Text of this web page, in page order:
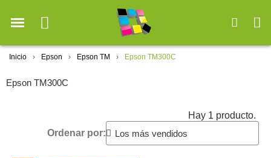
Inicio Epson Epson TM Epson TM300C
Epson TM300C
Hay 1 producto.
Ordenar por: